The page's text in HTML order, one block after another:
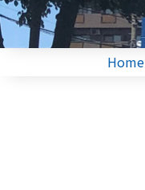
Home